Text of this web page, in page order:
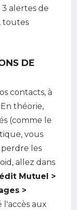
3 alertes de
toutes
DE
contacts, à
théorie,
(comme le
vous
perdre les
allez dans
Mutuel >
>
l'accès aux